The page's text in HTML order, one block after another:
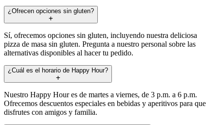
¿Ofrecen opciones sin gluten?
Sí, ofrecemos opciones sin gluten, incluyendo nuestra deliciosa
pizza de masa sin gluten. Pregunta a nuestro personal sobre las
alternativas disponibles al hacer tu pedido.
¿Cuál es el horario de Happy Hour?
Nuestro Happy Hour es de martes a viernes, de 3 p.m. a 6 p.m.
Ofrecemos descuentos especiales en bebidas y aperitivos para que
disfrutes con amigos y familia.